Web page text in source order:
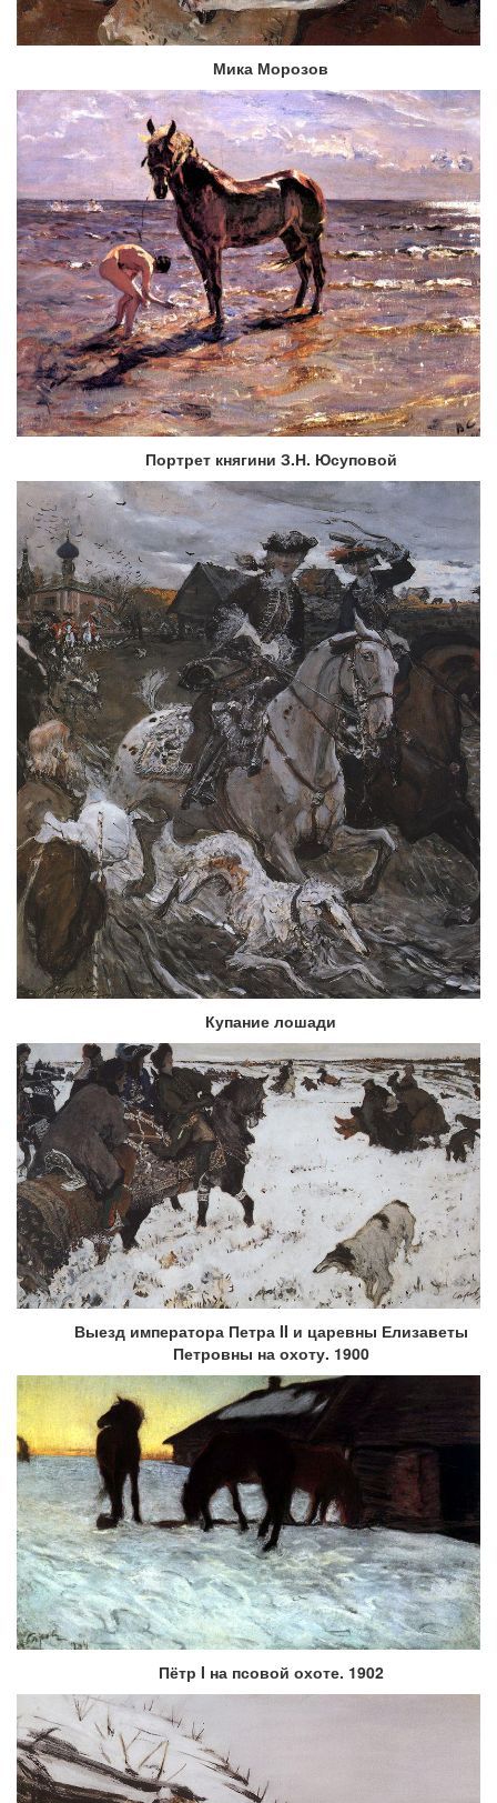
Мика Морозов
Портрет княгини З.Н. Юсуповой
Купание лошади
Выезд императора Петра II и царевны Елизаветы
Петровны на охоту. 1900
Пётр I на псовой охоте. 1902